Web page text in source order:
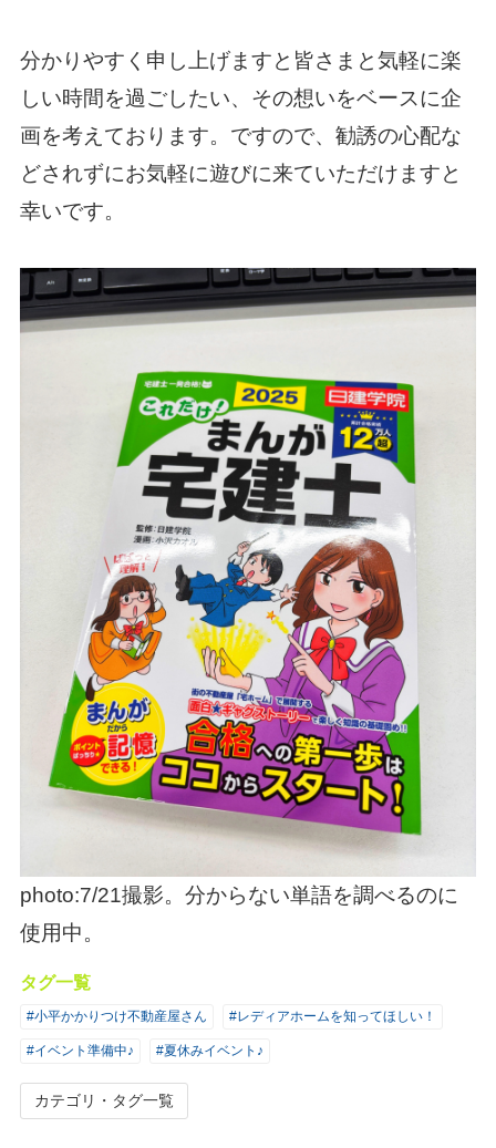
分かりやすく申し上げますと皆さまと気軽に楽
しい時間を過ごしたい、その想いをベースに企
画を考えております。ですので、勧誘の心配な
どされずにお気軽に遊びに来ていただけますと
幸いです。
photo:7/21撮影。分からない単語を調べるのに
使用中。
タグ一覧
#小平かかりつけ不動産屋さん #レディアホームを知ってほしい！
#イベント準備中♪ #夏休みイベント♪
カテゴリ・タグ一覧